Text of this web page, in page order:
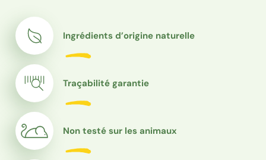
Ingrédients d’origine naturelle
Traçabilité garantie
Non testé sur les animaux